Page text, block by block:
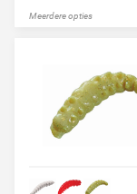
Meerdere opties